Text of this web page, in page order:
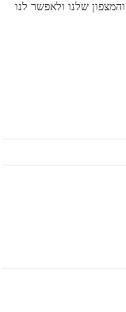
שלנו ולאפשר לנו